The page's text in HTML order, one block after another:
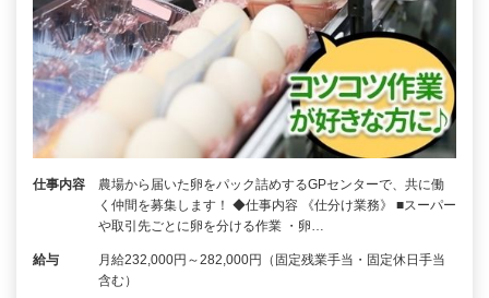
仕事内容
農場から届いた卵をパック詰めするGPセンターで、共に働
く仲間を募集します！ ◆仕事内容 《仕分け業務》 ■スーパー
や取引先ごとに卵を分ける作業 ・卵…
給与
月給232,000円～282,000円（固定残業手当・固定休日手当
含む）